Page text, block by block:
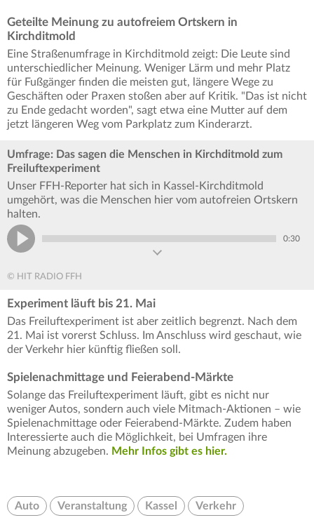
Geteilte Meinung zu autofreiem Ortskern in
Kirchditmold
Eine Straßenumfrage in Kirchditmold zeigt: Die Leute sind
unterschiedlicher Meinung. Weniger Lärm und mehr Platz
für Fußgänger finden die meisten gut, längere Wege zu
Geschäften oder Praxen stoßen aber auf Kritik. "Das ist nicht
zu Ende gedacht worden", sagt etwa eine Mutter auf dem
jetzt längeren Weg vom Parkplatz zum Kinderarzt.
Umfrage: Das sagen die Menschen in Kirchditmold zum
Freiluftexperiment
Unser FFH-Reporter hat sich in Kassel-Kirchditmold
umgehört, was die Menschen hier vom autofreien Ortskern
halten.
0:30
© HIT RADIO FFH
Experiment läuft bis 21. Mai
Das Freiluftexperiment ist aber zeitlich begrenzt. Nach dem
21. Mai ist vorerst Schluss. Im Anschluss wird geschaut, wie
der Verkehr hier künftig fließen soll.
Spielenachmittage und Feierabend-Märkte
Solange das Freiluftexperiment läuft, gibt es nicht nur
weniger Autos, sondern auch viele Mitmach-Aktionen – wie
Spielenachmittage oder Feierabend-Märkte. Zudem haben
Interessierte auch die Möglichkeit, bei Umfragen ihre
Meinung abzugeben. Mehr Infos gibt es hier.
Auto Veranstaltung Kassel Verkehr